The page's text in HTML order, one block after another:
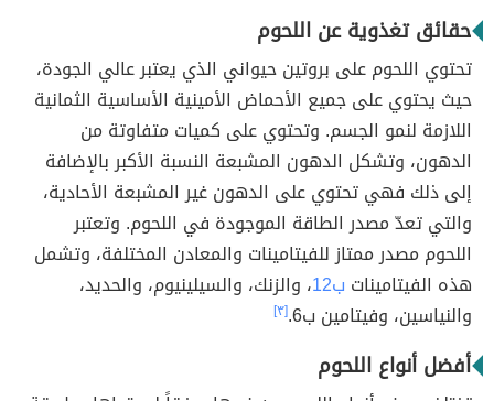
حقائق تغذوية عن اللحوم
تحتوي اللحوم على بروتين حيواني الذي يعتبر عالي الجودة،
حيث يحتوي على جميع الأحماض الأمينية الأساسية الثمانية
اللازمة لنمو الجسم. وتحتوي على كميات متفاوتة من
الدهون، وتشكل الدهون المشبعة النسبة الأكبر بالإضافة
إلى ذلك فهي تحتوي على الدهون غير المشبعة الأحادية،
والتي تعدّ مصدر الطاقة الموجودة في اللحوم. وتعتبر
اللحوم مصدر ممتاز للفيتامينات والمعادن المختلفة، وتشمل
هذه الفيتامينات ب12
، والزنك، والسيلينيوم، والحديد،
والنياسين، وفيتامين ب6.
[٣]
أفضل أنواع اللحوم